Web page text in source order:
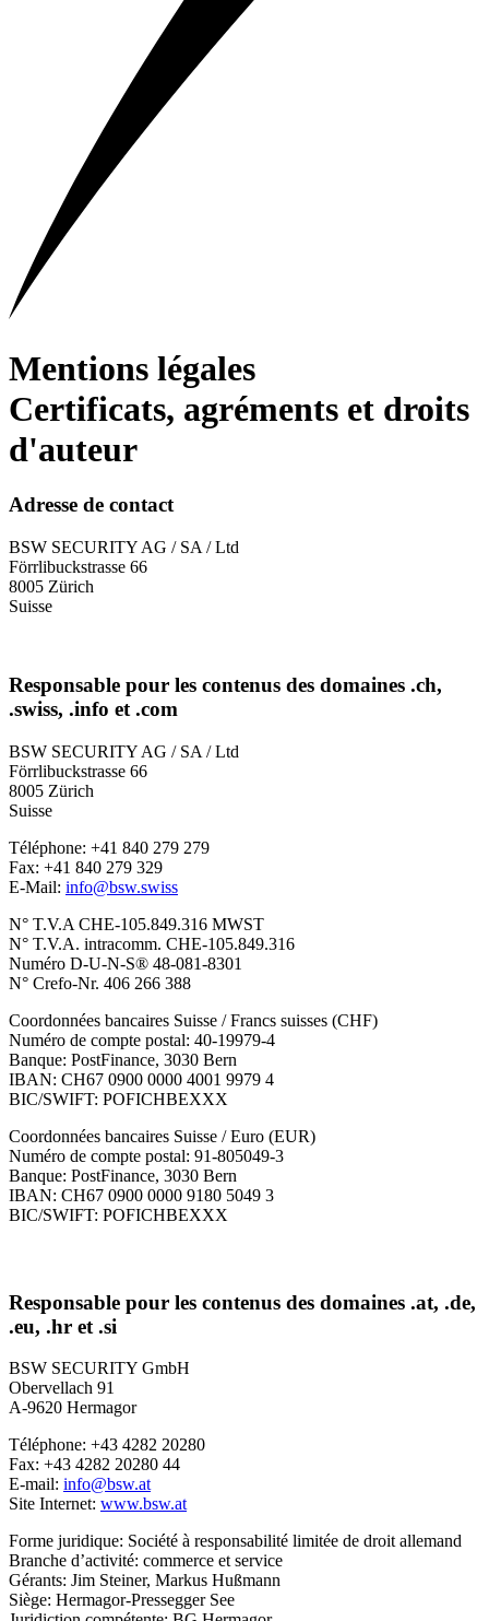
Mentions légales
Certificats, agréments et droits
d'auteur
Adresse de contact
BSW SECURITY AG / SA / Ltd
Förrlibuckstrasse 66
8005 Zürich
Suisse
Responsable pour les contenus des domaines .ch,
.swiss, .info et .com
BSW SECURITY AG / SA / Ltd
Förrlibuckstrasse 66
8005 Zürich
Suisse
Téléphone: +41 840 279 279
Fax: +41 840 279 329
E-Mail: info@bsw.swiss
N° T.V.A CHE-105.849.316 MWST
N° T.V.A. intracomm. CHE-105.849.316
Numéro D-U-N-S® 48-081-8301
N° Crefo-Nr. 406 266 388
Coordonnées bancaires Suisse / Francs suisses (CHF)
Numéro de compte postal: 40-19979-4
Banque: PostFinance, 3030 Bern
IBAN: CH67 0900 0000 4001 9979 4
BIC/SWIFT: POFICHBEXXX
Coordonnées bancaires Suisse / Euro (EUR)
Numéro de compte postal: 91-805049-3
Banque: PostFinance, 3030 Bern
IBAN: CH67 0900 0000 9180 5049 3
BIC/SWIFT: POFICHBEXXX
Responsable pour les contenus des domaines .at, .de,
.eu, .hr et .si
BSW SECURITY GmbH
Obervellach 91
A-9620 Hermagor
Téléphone: +43 4282 20280
Fax: +43 4282 20280 44
E-mail: info@bsw.at
Site Internet: www.bsw.at
Forme juridique: Société à responsabilité limitée de droit allemand
Branche d’activité: commerce et service
Gérants: Jim Steiner, Markus Hußmann
Siège: Hermagor-Pressegger See